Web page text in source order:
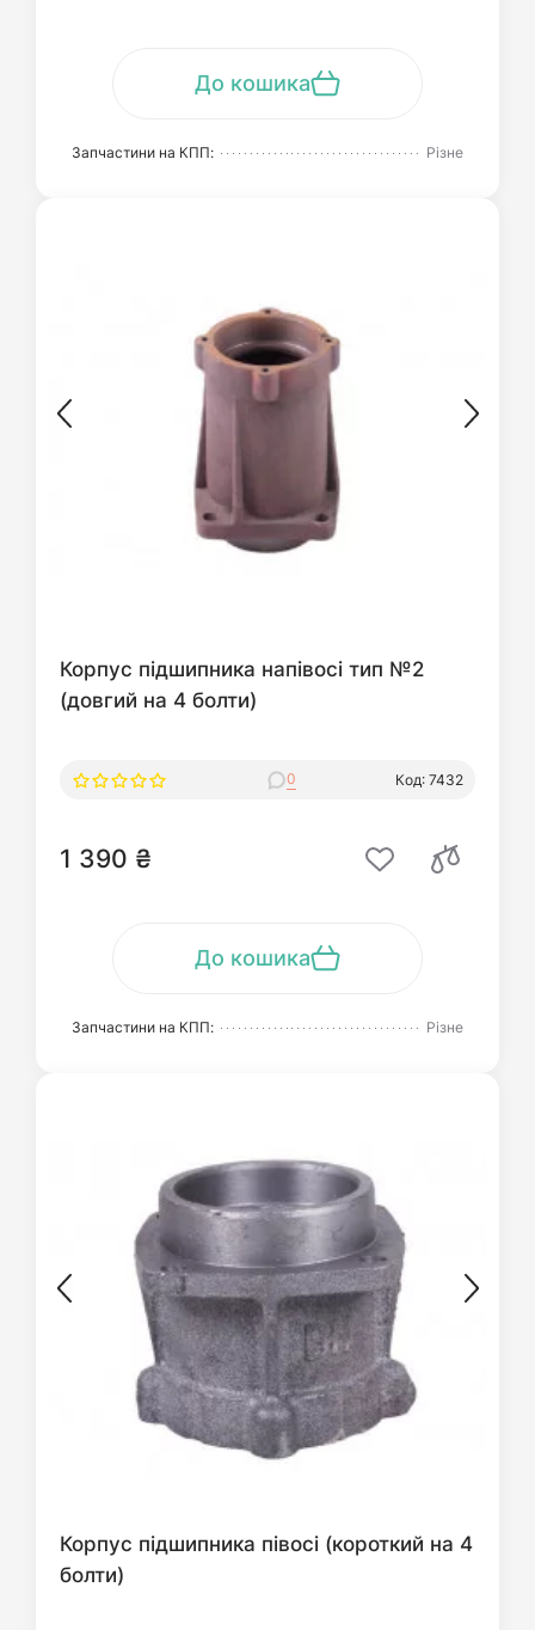
До кошика
Запчастини на КПП: Різне
Корпус підшипника напівосі тип №2
(довгий на 4 болти)
0 Код: 7432
1 390 ₴
До кошика
Запчастини на КПП: Різне
Корпус підшипника півосі (короткий на 4
болти)